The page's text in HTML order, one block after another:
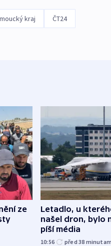
kraj ČT24
ze
Letadlo, u
našel dron, bylo
píší média
10:56 před 38